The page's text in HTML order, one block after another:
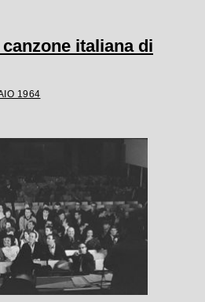
italiana di
1964